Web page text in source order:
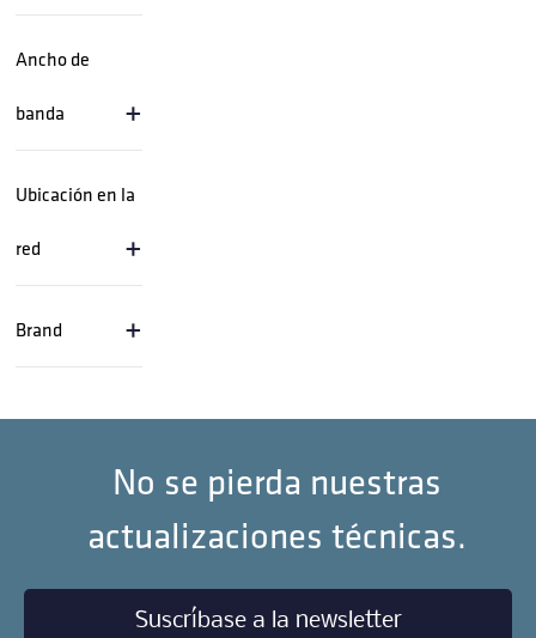
Ancho de
banda
+
Ubicación en la
red
+
Brand +
No se pierda nuestras
actualizaciones técnicas.
Suscríbase a la newsletter